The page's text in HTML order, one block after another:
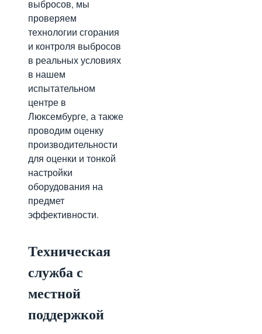
выбросов, мы
проверяем
технологии сгорания
и контроля выбросов
в реальных условиях
в нашем
испытательном
центре в
Люксембурге, а также
проводим оценку
производительности
для оценки и тонкой
настройки
оборудования на
предмет
эффективности.
Техническая
служба с
местной
поддержкой